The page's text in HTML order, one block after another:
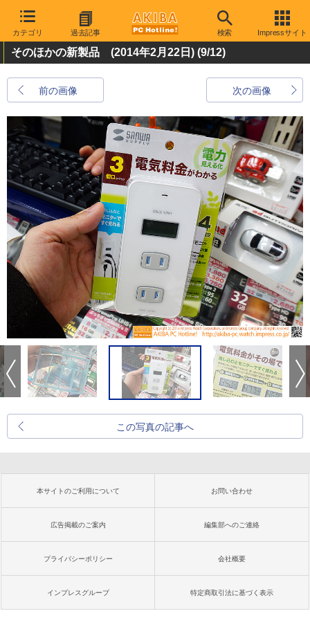
カテゴリ 過去記事 検索 Impressサイト
そのほかの新製品 (2014年2月22日) (9/12)
前の画像 次の画像
この写真の記事へ
本サイトのご利用について お問い合わせ
広告掲載のご案内 編集部へのご連絡
プライバシーポリシー 会社概要
インプレスグループ 特定商取引法に基づく表示